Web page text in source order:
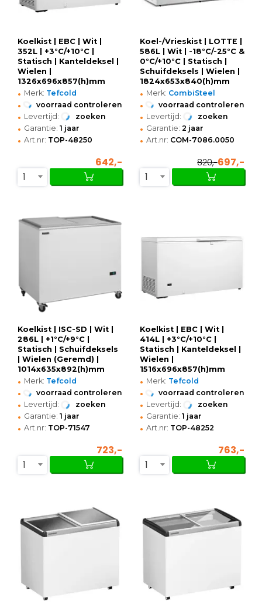
Koelkist | EBC | Wit |
352L | +3°C/+10°C |
Statisch | Kanteldeksel |
Wielen |
1326x696x857(h)mm
• Merk: Tefcold
• voorraad controleren
• Levertijd: zoeken
• Garantie: 1 jaar
• Art.nr: TOP-48250
642,-
1
Koel-/Vrieskist | LOTTE |
586L | Wit | -18°C/-25°C &
0°C/+10°C | Statisch |
Schuifdeksels | Wielen |
1824x653x840(h)mm
• Merk: CombiSteel
• voorraad controleren
• Levertijd: zoeken
• Garantie: 2 jaar
• Art.nr: COM-7086.0050
820,-697,-
1
Koelkist | ISC-SD | Wit |
286L | +1°C/+9°C |
Statisch | Schuifdeksels
| Wielen (Geremd) |
1014x635x892(h)mm
• Merk: Tefcold
• voorraad controleren
• Levertijd: zoeken
• Garantie: 1 jaar
• Art.nr: TOP-71547
723,-
1
Koelkist | EBC | Wit |
414L | +3°C/+10°C |
Statisch | Kanteldeksel |
Wielen |
1516x696x857(h)mm
• Merk: Tefcold
• voorraad controleren
• Levertijd: zoeken
• Garantie: 1 jaar
• Art.nr: TOP-48252
763,-
1